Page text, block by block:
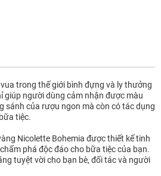
trong thế giới bình đựng và ly thưởng
giúp người dùng cảm nhận được màu
sánh của rượu ngon mà còn có tác dụng
tiệc.
Nicolette Bohemia được thiết kế tinh
phá độc đáo cho bữa tiệc của bạn.
tuyệt vời cho bạn bè, đối tác và người